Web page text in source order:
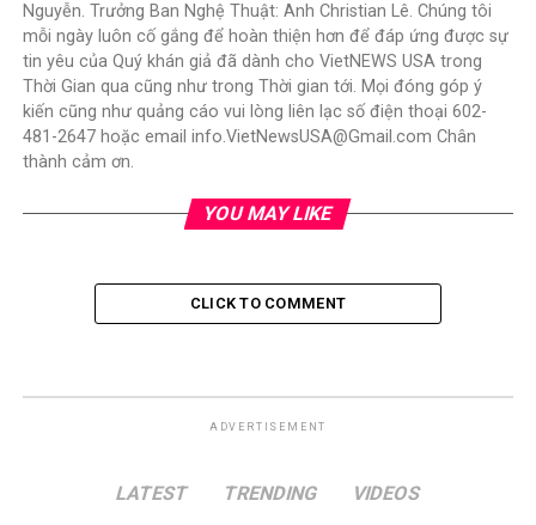
Nguyễn. Trưởng Ban Nghệ Thuật: Anh Christian Lê. Chúng tôi
mỗi ngày luôn cố gắng để hoàn thiện hơn để đáp ứng được sự
tin yêu của Quý khán giả đã dành cho VietNEWS USA trong
Thời Gian qua cũng như trong Thời gian tới. Mọi đóng góp ý
kiến cũng như quảng cáo vui lòng liên lạc số điện thoại 602-
481-2647 hoặc email info.VietNewsUSA@Gmail.com Chân
thành cảm ơn.
YOU MAY LIKE
CLICK TO COMMENT
ADVERTISEMENT
LATEST TRENDING VIDEOS